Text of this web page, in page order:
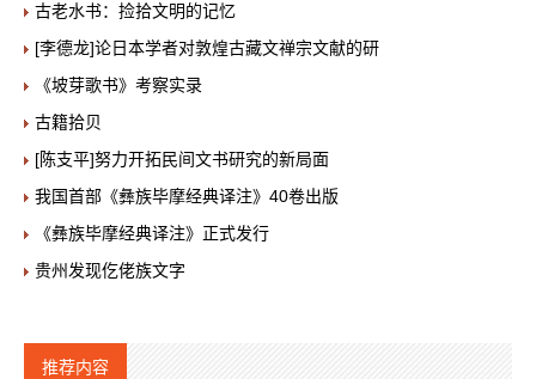
古老水书：捡拾文明的记忆
[李德龙]论日本学者对敦煌古藏文禅宗文献的研
《坡芽歌书》考察实录
古籍拾贝
[陈支平]努力开拓民间文书研究的新局面
我国首部《彝族毕摩经典译注》40卷出版
《彝族毕摩经典译注》正式发行
贵州发现仡佬族文字
推荐内容